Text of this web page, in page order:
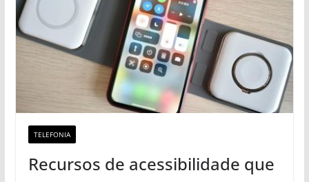
TELEFONIA
Recursos de acessibilidade que